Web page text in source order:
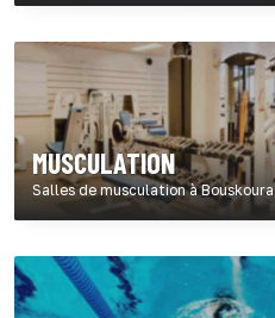
MUSCULATION
Salles de musculation à Bouskoura